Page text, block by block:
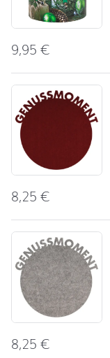
9,95€
8,25€
8,25€